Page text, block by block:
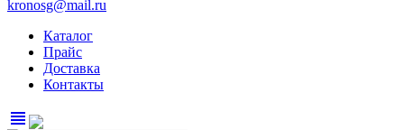
kronosg@mail.ru
Каталог
Прайс
Доставка
Контакты
view_headline